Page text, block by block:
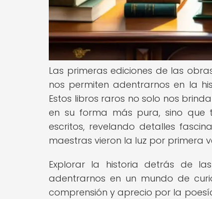
Las primeras ediciones de las
nos permiten adentrarnos en la
Estos libros raros no solo nos
en su forma más pura, sino
escritos, revelando detalles
maestras vieron la luz por primera
Explorar la historia detrás de
adentrarnos en un mundo de
comprensión y aprecio por la